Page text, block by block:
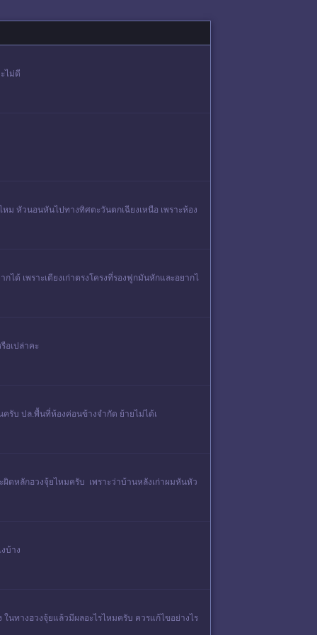
ไม่ดี
ม หัวนอนหันไปทางทิศตะวันตกเฉียงเหนือ เพราะห้อง
ด้ เพราะเตียงเก่าตรงโครงที่รองฟูกมันหักและอยากไ
อเปล่าคะ
ครับ ปล.พื้นที่ห้องค่อนข้างจำกัด ย้ายไม่ได้เ
หลักฮวงจุ้ยไหมครับ เพราะว่าบ้านหลังเก่าผมหันหัว
บ้าง
นทางฮวงจุ้ยแล้วมีผลอะไรไหมครับ ควรแก้ไขอย่างไร